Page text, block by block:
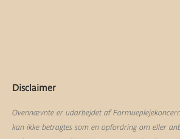
Disclaimer
Ovennævnte er udarbejdet af
kan ikke betragtes som en opfordring om eller